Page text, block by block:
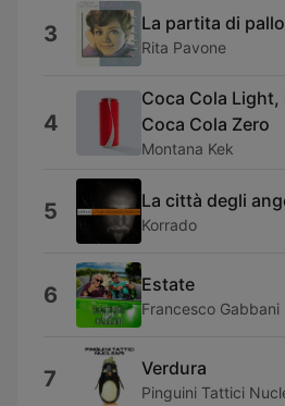
3 La partita di
Rita Pavone
4
Coca Cola Light,
Coca Cola Zero
Montana Kek
5 La città degli
Korrado
6 Estate
Francesco Gabbani
7 Verdura
Pinguini Tattici